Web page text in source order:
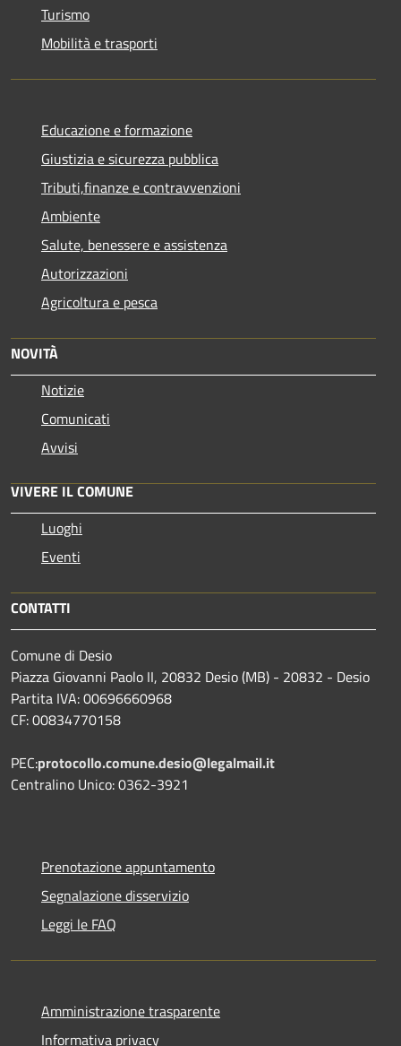
Turismo
Mobilità e trasporti
Educazione e formazione
Giustizia e sicurezza pubblica
Tributi,finanze e contravvenzioni
Ambiente
Salute, benessere e assistenza
Autorizzazioni
Agricoltura e pesca
NOVITÀ
Notizie
Comunicati
Avvisi
VIVERE IL COMUNE
Luoghi
Eventi
CONTATTI
Comune di Desio
Piazza Giovanni Paolo II, 20832 Desio (MB) - 20832 - Desio
Partita IVA: 00696660968
CF: 00834770158
PEC:protocollo.comune.desio@legalmail.it
Centralino Unico: 0362-3921
Prenotazione appuntamento
Segnalazione disservizio
Leggi le FAQ
Amministrazione trasparente
Informativa privacy